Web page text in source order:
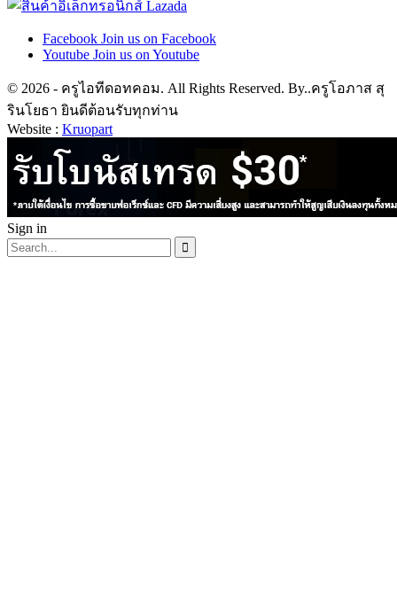
Facebook Join us on Facebook
Youtube Join us on Youtube
© 2026 - ครูไอทีดอทคอม. All Rights Reserved. By..ครูโอภาส สุ
รินโยธา ยินดีต้อนรับทุกท่าน
Website : Kruopart
Sign in